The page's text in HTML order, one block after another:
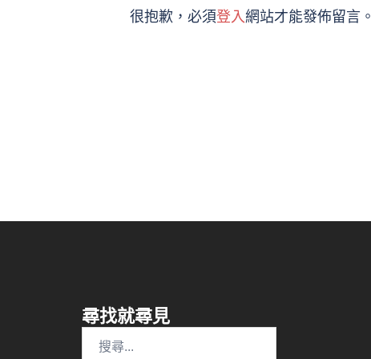
很抱歉，必須登入網站才能發佈留言。
尋找就尋見